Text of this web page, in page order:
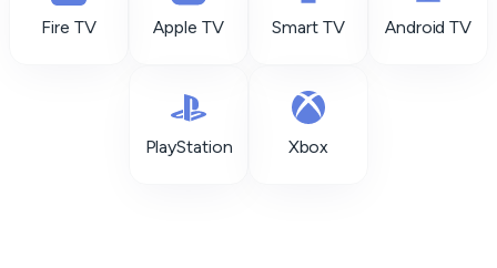
Fire TV Apple TV Smart TV Android TV
PlayStation Xbox